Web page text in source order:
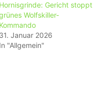
Hornisgrinde: Gericht stoppt
Wolfskiller-
Kommando
31. Januar 2026
In "Allgemein"